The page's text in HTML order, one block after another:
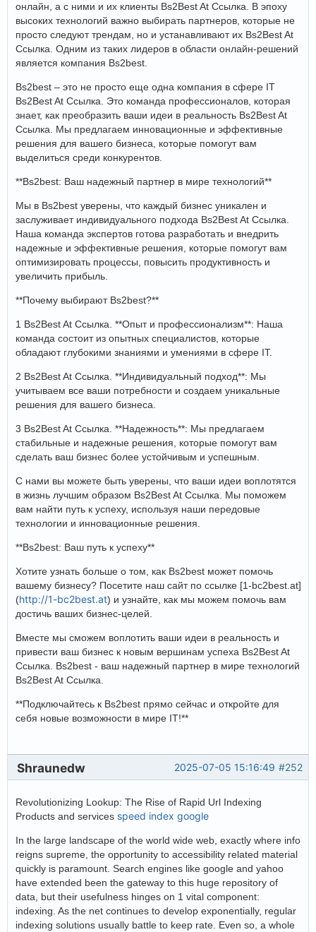
онлайн, а с ними и их клиенты Bs2Best At Ссылка. В эпоху
высоких технологий важно выбирать партнеров, которые не
просто следуют трендам, но и устанавливают их Bs2Best At
Ссылка. Одним из таких лидеров в области онлайн-решений
является компания Bs2best.
Bs2best – это не просто еще одна компания в сфере IT
Bs2Best At Ссылка. Это команда профессионалов, которая
знает, как преобразить ваши идеи в реальность Bs2Best At
Ссылка. Мы предлагаем инновационные и эффективные
решения для вашего бизнеса, которые помогут вам
выделиться среди конкурентов.
**Bs2best: Ваш надежный партнер в мире технологий**
Мы в Bs2best уверены, что каждый бизнес уникален и
заслуживает индивидуального подхода Bs2Best At Ссылка.
Наша команда экспертов готова разработать и внедрить
надежные и эффективные решения, которые помогут вам
оптимизировать процессы, повысить продуктивность и
увеличить прибыль.
**Почему выбирают Bs2best?**
1 Bs2Best At Ссылка. **Опыт и профессионализм**: Наша
команда состоит из опытных специалистов, которые
обладают глубокими знаниями и умениями в сфере IT.
2 Bs2Best At Ссылка. **Индивидуальный подход**: Мы
учитываем все ваши потребности и создаем уникальные
решения для вашего бизнеса.
3 Bs2Best At Ссылка. **Надежность**: Мы предлагаем
стабильные и надежные решения, которые помогут вам
сделать ваш бизнес более устойчивым и успешным.
С нами вы можете быть уверены, что ваши идеи воплотятся
в жизнь лучшим образом Bs2Best At Ссылка. Мы поможем
вам найти путь к успеху, используя наши передовые
технологии и инновационные решения.
**Bs2best: Ваш путь к успеху**
Хотите узнать больше о том, как Bs2best может помочь
вашему бизнесу? Посетите наш сайт по ссылке [1-bc2best.at]
(http://1-bc2best.at) и узнайте, как мы можем помочь вам
достичь ваших бизнес-целей.
Вместе мы сможем воплотить ваши идеи в реальность и
привести ваш бизнес к новым вершинам успеха Bs2Best At
Ссылка. Bs2best - ваш надежный партнер в мире технологий
Bs2Best At Ссылка.
**Подключайтесь к Bs2best прямо сейчас и откройте для
себя новые возможности в мире IT!**
#252
2025-07-05 15:16:49
Shraunedw
Revolutionizing Lookup: The Rise of Rapid Url Indexing
Products and services speed index google
In the large landscape of the world wide web, exactly where info
reigns supreme, the opportunity to accessibility related material
quickly is paramount. Search engines like google and yahoo
have extended been the gateway to this huge repository of
data, but their usefulness hinges on 1 vital component:
indexing. As the net continues to develop exponentially, regular
indexing solutions usually battle to keep rate. Even so, a whole